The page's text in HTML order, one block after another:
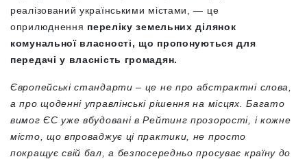
реалізований українськими містами, — це
оприлюднення переліку земельних ділянок
комунальної власності, що пропонуються для
передачі у власність громадян.
Європейські стандарти – це не про абстрактні слова,
а про щоденні управлінські рішення на місцях. Багато
вимог ЄС уже вбудовані в Рейтинг прозорості, і кожне
місто, що впроваджує ці практики, не просто
покращує свій бал, а безпосередньо просуває країну до